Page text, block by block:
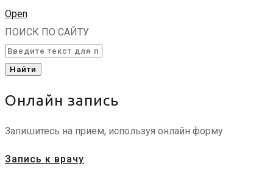
Open
ПОИСК ПО САЙТУ
Найти
Онлайн запись
Запишитесь на прием, используя онлайн форму
Запись к врачу